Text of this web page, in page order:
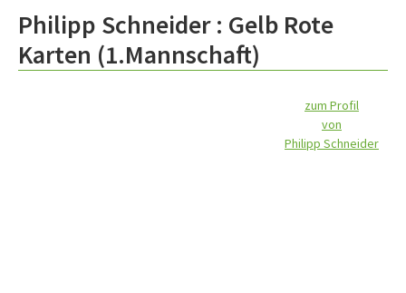
Philipp Schneider : Gelb Rote
Karten (1.Mannschaft)
zum Profil
von
Philipp Schneider